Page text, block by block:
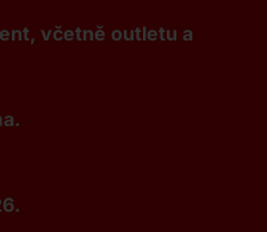
včetně outletu a